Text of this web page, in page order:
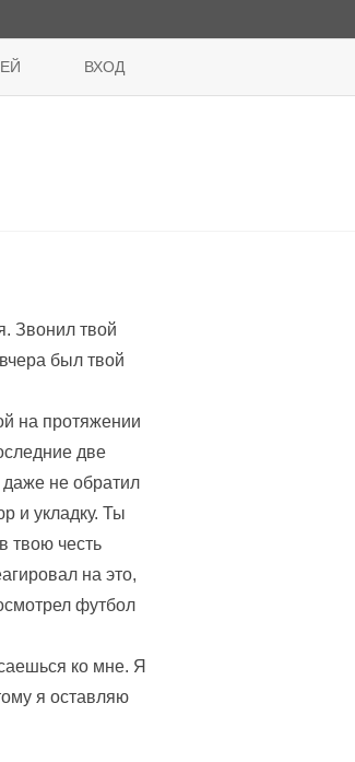
ВХОД
Звонил твой
был твой
на протяжении
две
не обратил
и укладку. Ты
твою честь
на это,
футбол
ко мне. Я
я оставляю